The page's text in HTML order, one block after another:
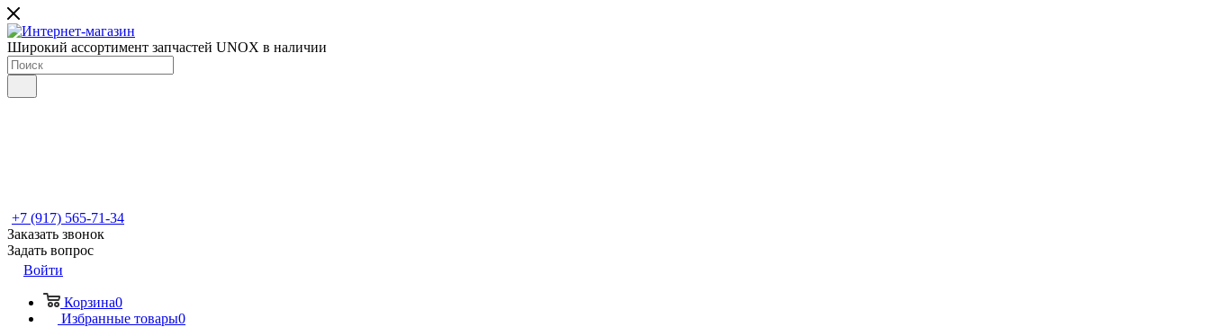
Широкий ассортимент запчастей UNOX в наличии
+7 (917) 565-71-34
Заказать звонок
Задать вопрос
Войти
Корзина0
Избранные товары0